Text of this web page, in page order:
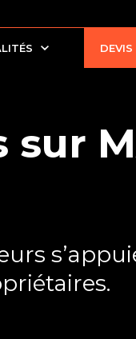
DEVIS